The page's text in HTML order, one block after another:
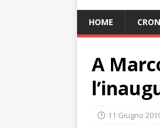
HOME
A
11 Giugno